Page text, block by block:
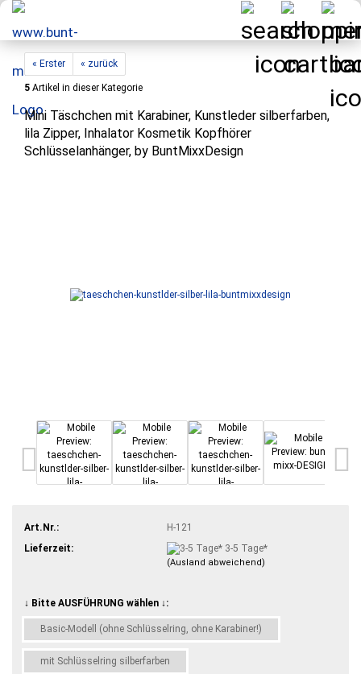
« Erster « zurück
5 Artikel in dieser Kategorie
Mini Täschchen mit Karabiner, Kunstleder silberfarben,
lila Zipper, Inhalator Kosmetik Kopfhörer
Schlüsselanhänger, by BuntMixxDesign
Art.Nr.:
H-121
Lieferzeit:
3-5 Tage*
(Ausland abweichend)
↓ Bitte AUSFÜHRUNG wählen ↓:
Basic-Modell (ohne Schlüsselring, ohne Karabiner!)
mit Schlüsselring silberfarben